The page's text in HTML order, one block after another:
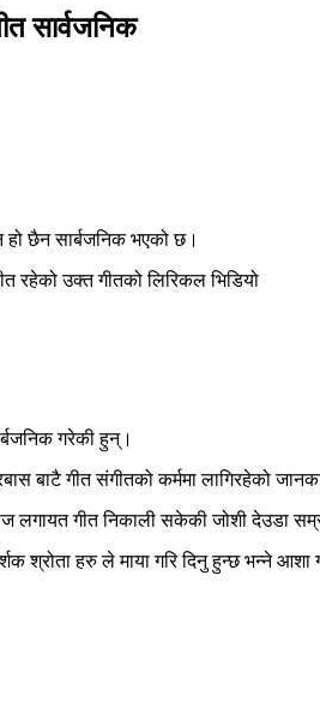
सार्वजनिक
हो छैन सार्बजनिक भएको छ।
रहेको उक्त गीतको लिरिकल भिडियो
गरेकी हुन्।
बाटै गीत संगीतको कर्ममा लागिरहेको
लगायत गीत निकाली सकेकी जोशी देउडा
श्रोता हरु ले माया गरि दिनु हुन्छ भन्ने